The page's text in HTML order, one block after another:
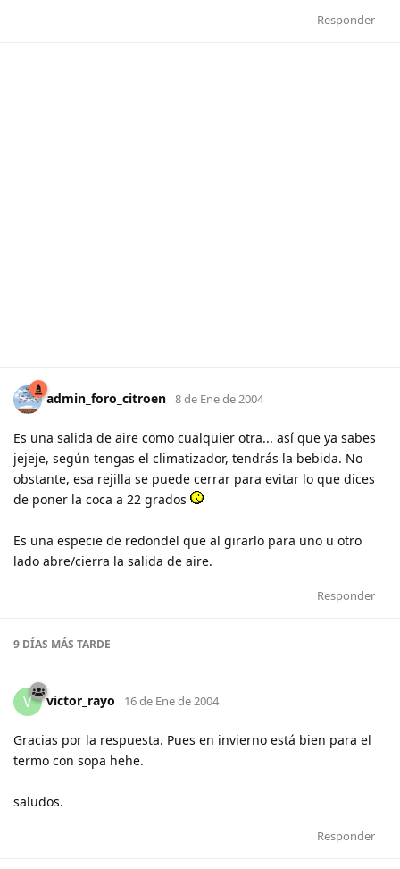
Responder
admin_foro_citroen 8 de Ene de 2004
Es una salida de aire como cualquier otra... así que ya sabes
jejeje, según tengas el climatizador, tendrás la bebida. No
obstante, esa rejilla se puede cerrar para evitar lo que dices
de poner la coca a 22 grados
Es una especie de redondel que al girarlo para uno u otro
lado abre/cierra la salida de aire.
Responder
9 DÍAS MÁS TARDE
V victor_rayo 16 de Ene de 2004
Gracias por la respuesta. Pues en invierno está bien para el
termo con sopa hehe.
saludos.
Responder